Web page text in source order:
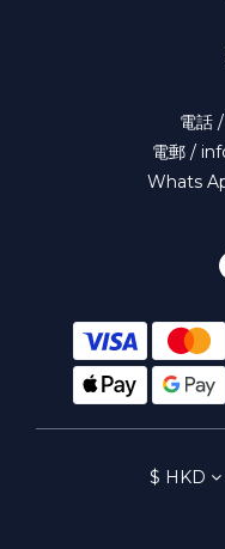
電話
電郵 /
Whats
$ HKD